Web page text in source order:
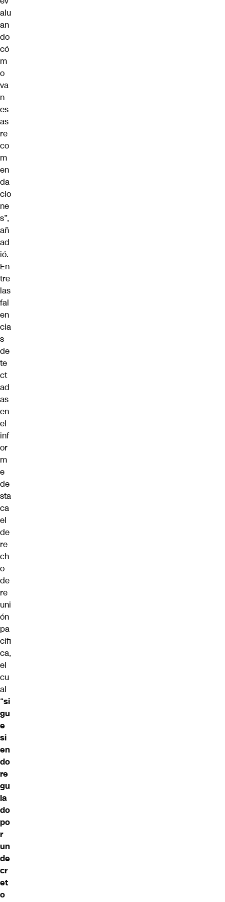
alu
an
do
có
m
o
va
n
es
as
re
co
m
en
da
cio
ne
s”,
añ
ad
ió.
En
tre
las
fal
en
cia
s
de
te
ct
ad
as
en
el
inf
or
m
e
de
sta
ca
el
de
re
ch
o
de
re
uni
ón
pa
cífi
ca,
el
cu
al
“si
gu
e
si
en
do
re
gu
la
do
po
r
un
de
cr
et
o